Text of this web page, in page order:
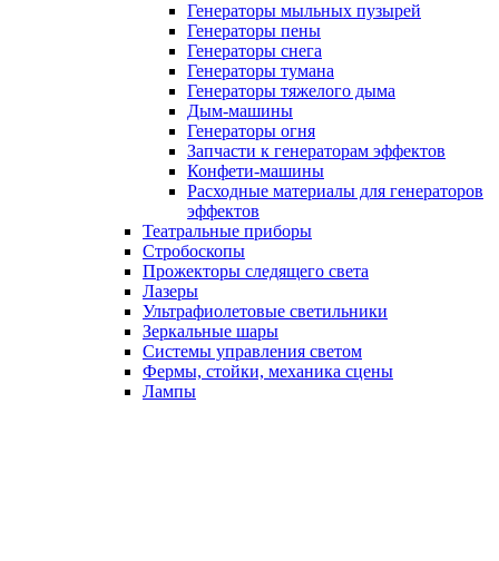
Генераторы мыльных пузырей
Генераторы пены
Генераторы снега
Генераторы тумана
Генераторы тяжелого дыма
Дым-машины
Генераторы огня
Запчасти к генераторам эффектов
Конфети-машины
Расходные материалы для генераторов
эффектов
Театральные приборы
Стробоскопы
Прожекторы следящего света
Лазеры
Ультрафиолетовые светильники
Зеркальные шары
Системы управления светом
Фермы, стойки, механика сцены
Лампы